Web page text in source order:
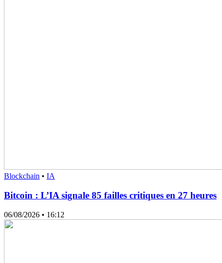
Blockchain • IA
Bitcoin : L’IA signale 85 failles critiques en 27 heures
06/08/2026 • 16:12